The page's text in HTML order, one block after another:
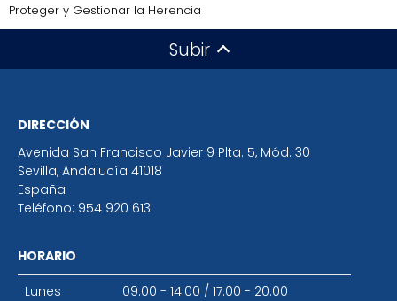
Proteger y Gestionar la Herencia
Subir
DIRECCIÓN
Avenida San Francisco Javier 9 Plta. 5, Mód. 30
Sevilla, Andalucía 41018
España
Teléfono: 954 920 613
HORARIO
Lunes
09:00 - 14:00 / 17:00 - 20:00